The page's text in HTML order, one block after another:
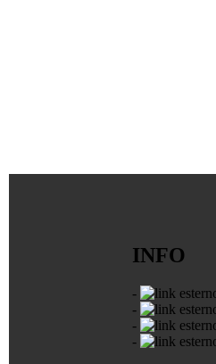
INFO
-
-
-
-